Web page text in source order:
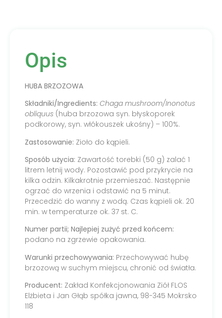
Opis
HUBA BRZOZOWA
Składniki/Ingredients: Chaga mushroom/Inonotus
obliquus (huba brzozowa syn. błyskoporek
podkorowy, syn. włókouszek ukośny) – 100%.
Zastosowanie: Zioło do kąpieli.
Sposób użycia: Zawartość torebki (50 g) zalać 1
litrem letnij wody. Pozostawić pod przykrycie na
kilka odzin. Kilkakrotnie przemieszać. Następnie
ogrzać do wrzenia i odstawić na 5 minut.
Przecedzić do wanny z wodą. Czas kąpieli ok. 20
min. w temperaturze ok. 37 st. C.
Numer partii; Najlepiej zużyć przed końcem:
podano na zgrzewie opakowania.
Warunki przechowywania: Przechowywać hubę
brzozową w suchym miejscu, chronić od światła.
Producent: Zakład Konfekcjonowania Ziół FLOS
Elżbieta i Jan Głąb spółka jawna, 98-345 Mokrsko
118